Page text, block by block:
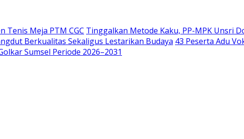
Tenis Meja PTM CGC Tinggalkan Metode Kaku, PP-MPK Unsri
Berkualitas Sekaligus Lestarikan Budaya 43 Peserta Adu
Sumsel Periode 2026–2031